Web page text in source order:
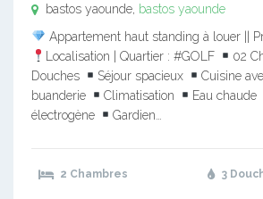
bastos yaounde, bastos yaounde
Appartement haut standing à louer ||
Localisation | Quartier : #GOLF
02
Douches
Séjour spacieux
Cuisine
buanderie
Climatisation Eau chaude
électrogène
Gardien…
2 Chambres 3